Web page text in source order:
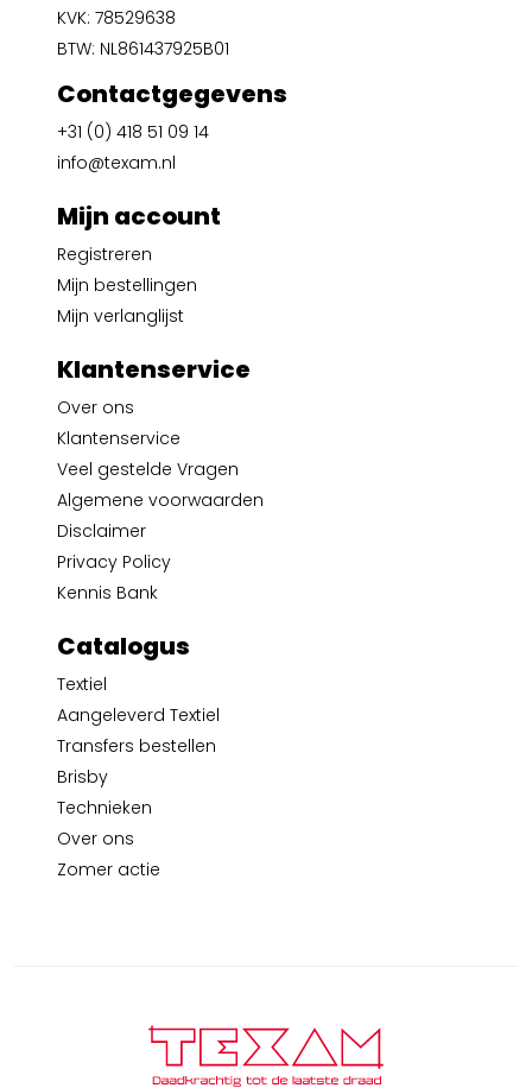
KVK: 78529638
BTW: NL861437925B01
Contactgegevens
+31 (0) 418 51 09 14
info@texam.nl
Mijn account
Registreren
Mijn bestellingen
Mijn verlanglijst
Klantenservice
Over ons
Klantenservice
Veel gestelde Vragen
Algemene voorwaarden
Disclaimer
Privacy Policy
Kennis Bank
Catalogus
Textiel
Aangeleverd Textiel
Transfers bestellen
Brisby
Technieken
Over ons
Zomer actie